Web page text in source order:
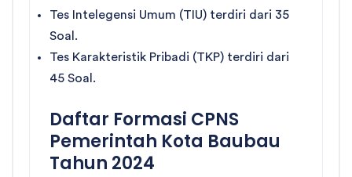
Tes Intelegensi Umum (TIU) terdiri dari 35
Soal.
Tes Karakteristik Pribadi (TKP) terdiri dari
45 Soal.
Daftar Formasi CPNS
Pemerintah Kota Baubau
Tahun 2024